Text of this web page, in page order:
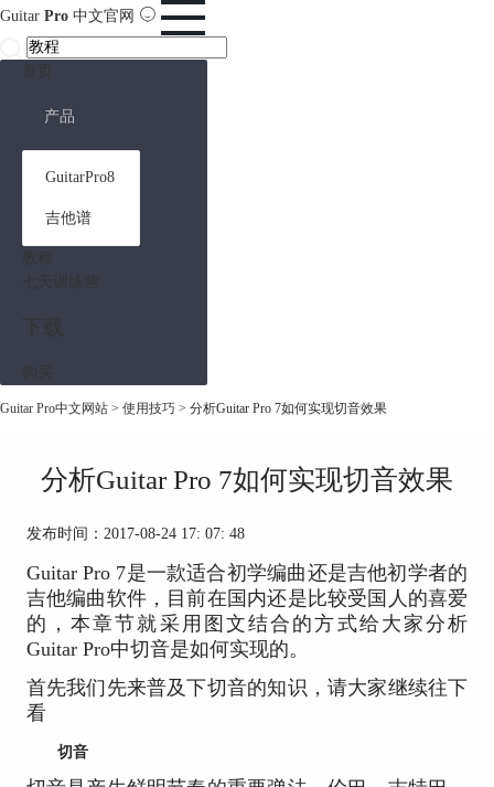
Guitar Pro 中文官网
产品
GuitarPro8
吉他谱
Guitar Pro中文网站 > 使用技巧 > 分析Guitar Pro 7如何实现切音效果
分析Guitar Pro 7如何实现切音效果
发布时间：2017-08-24 17: 07: 48
Guitar Pro 7是一款适合初学编曲还是吉他初学者的
吉他编曲软件，目前在国内还是比较受国人的喜爱
的，本章节就采用图文结合的方式给大家分析
Guitar Pro中切音是如何实现的。
首先我们先来普及下切音的知识，请大家继续往下
看
切音